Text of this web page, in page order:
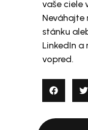
vaše ciele
Neváhajte
stánku
LinkedIn a
vopred.